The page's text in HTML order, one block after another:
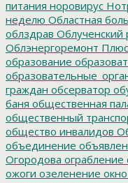
питания норовирус
неделю Областная
облздрав Облученский
Облэнергоремонт Плюс
образование
граждан обсерватор
баня общественная
общественный
общество инвалидов
объединение
Огородова ограбление
ожоги озеленение окно